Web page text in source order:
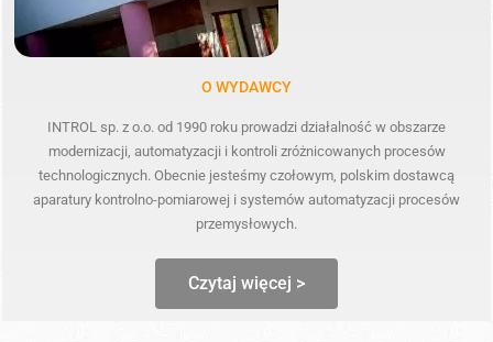
O WYDAWCY
INTROL sp. z o.o. od 1990 roku prowadzi działalność w obszarze
modernizacji, automatyzacji i kontroli zróżnicowanych procesów
technologicznych. Obecnie jesteśmy czołowym, polskim dostawcą
aparatury kontrolno-pomiarowej i systemów automatyzacji procesów
przemysłowych.
Czytaj więcej >